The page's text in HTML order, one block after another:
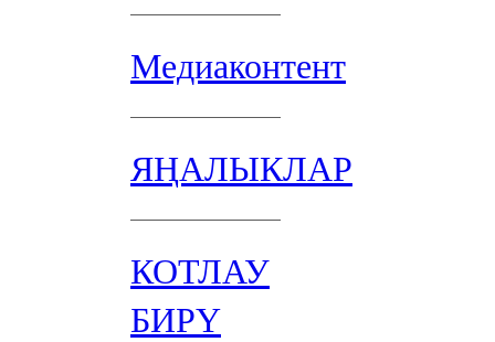
Медиаконтент
ЯҢАЛЫКЛАР
КОТЛАУ
БИРҮ